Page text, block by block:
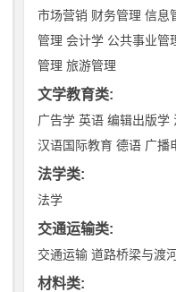
市场营销 财务管理 信息
管理 会计学 公共事业管
管理 旅游管理
文学教育类:
广告学 英语 编辑出版学
汉语国际教育 德语 广播
法学类:
法学
交通运输类:
交通运输 道路桥梁与渡
材料类: